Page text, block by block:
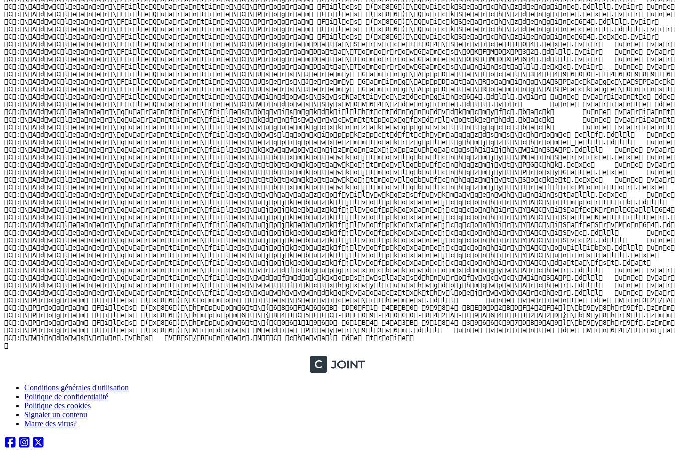
Conditions générales d'utilisation
Politique de confidentialité
Politique des cookies
Signaler un contenu
Marre des virus?